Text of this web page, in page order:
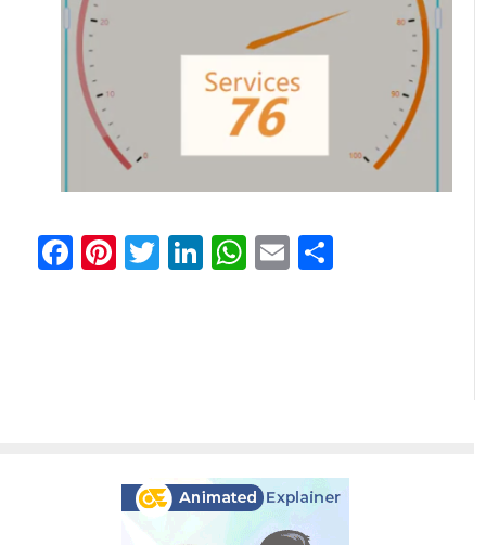
Facebook
Pinterest
Twitter
LinkedIn
WhatsApp
Email